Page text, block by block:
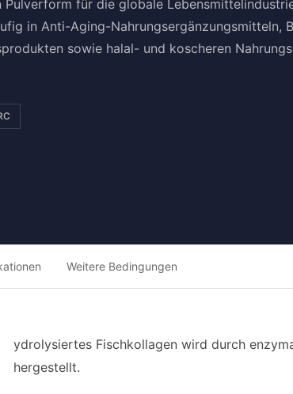
Pulverform für die globale
in Anti-Aging-Nahrungsergänzungsmitteln,
sowie halal- und koscheren
Weitere Bedingungen
ydrolysiertes Fischkollagen wird durch
hergestellt.